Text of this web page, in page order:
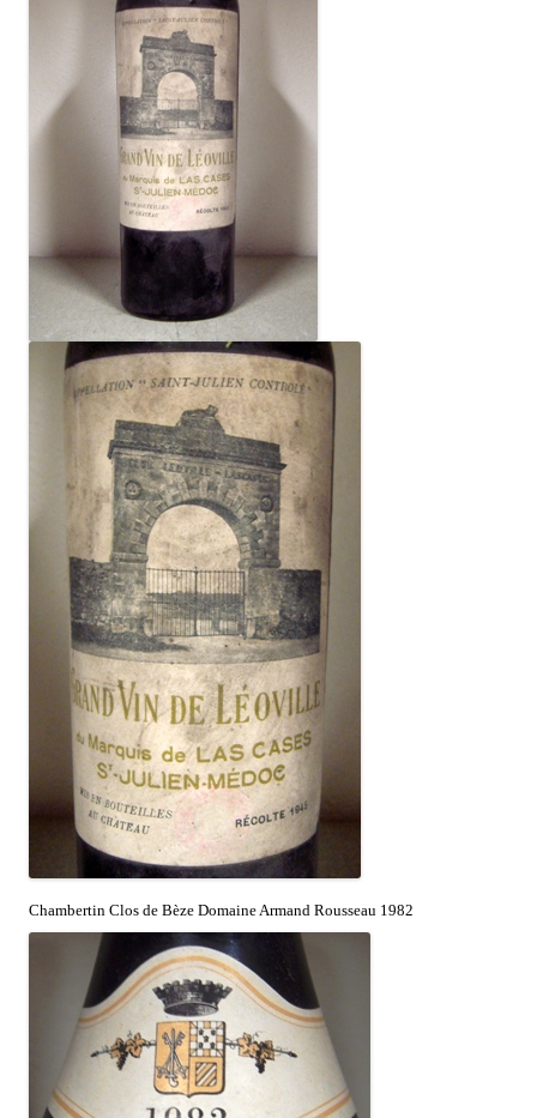
Chambertin Clos de Bèze Domaine Armand Rousseau 1982